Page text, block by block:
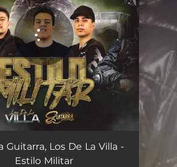
02:55
Guitarra, Los De La Villa -
Estilo Militar